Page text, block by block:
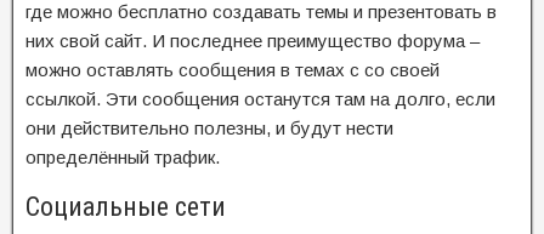
где можно бесплатно создавать темы и презентовать в
них свой сайт. И последнее преимущество форума –
можно оставлять сообщения в темах с со своей
ссылкой. Эти сообщения останутся там на долго, если
они действительно полезны, и будут нести
определённый трафик.
Социальные сети